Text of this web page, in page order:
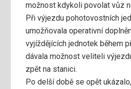
možnost kdykoli povolat vůz
Při výjezdu pohotovostních
umožňovala operativní
vyjíždějících jednotek během
dávala možnost veliteli
zpět na stanici.
Po delší době se opět